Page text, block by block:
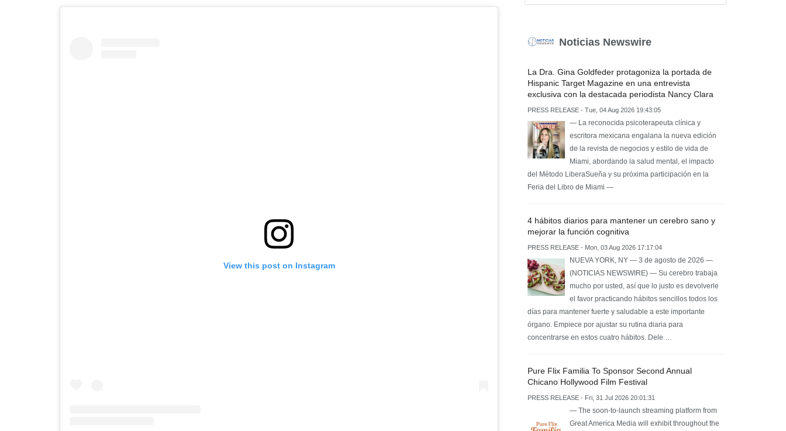
View this post on Instagram
Noticias Newswire
La Dra. Gina Goldfeder protagoniza la portada de
Hispanic Target Magazine en una entrevista
exclusiva con la destacada periodista Nancy Clara
PRESS RELEASE - Tue, 04 Aug 2026 19:43:05
— La reconocida psicoterapeuta clínica y
escritora mexicana engalana la nueva edición
de la revista de negocios y estilo de vida de
Miami, abordando la salud mental, el impacto
del Método LiberaSueña y su próxima participación en la
Feria del Libro de Miami —
4 hábitos diarios para mantener un cerebro sano y
mejorar la función cognitiva
PRESS RELEASE - Mon, 03 Aug 2026 17:17:04
NUEVA YORK, NY — 3 de agosto de 2026 —
(NOTICIAS NEWSWIRE) — Su cerebro trabaja
mucho por usted, así que lo justo es devolverle
el favor practicando hábitos sencillos todos los
días para mantener fuerte y saludable a este importante
órgano. Empiece por ajustar su rutina diaria para
concentrarse en estos cuatro hábitos. Dele …
Pure Flix Familia To Sponsor Second Annual
Chicano Hollywood Film Festival
PRESS RELEASE - Fri, 31 Jul 2026 20:01:31
— The soon-to-launch streaming platform from
Great America Media will exhibit throughout the